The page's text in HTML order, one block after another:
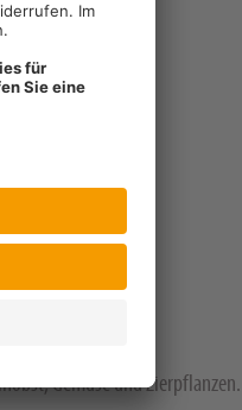
Gemüse und Zierpflanzen.